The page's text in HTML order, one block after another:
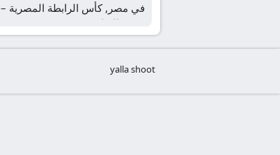
في مصر, كأس الرابطة المصرية –
نصف النهائي
yalla shoot